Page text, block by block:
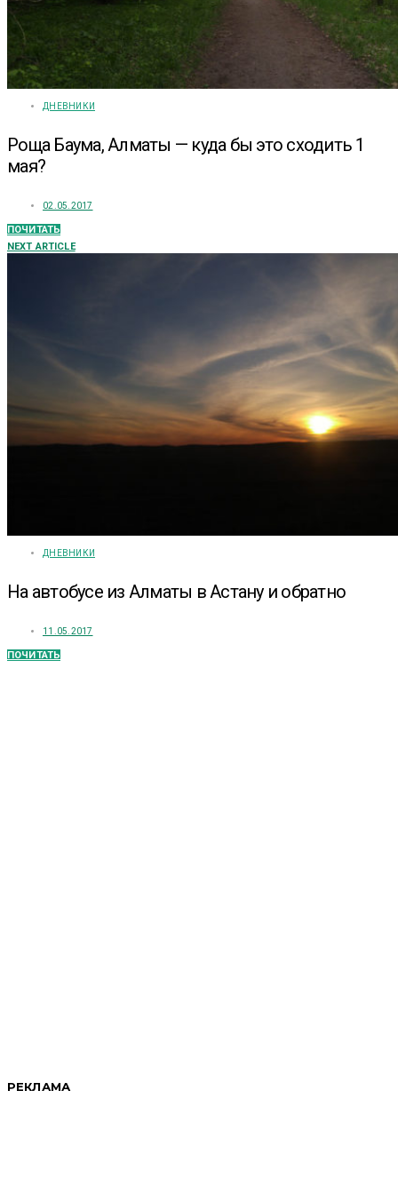
ДНЕВНИКИ
Роща Баума, Алматы — куда бы это сходить 1
мая?
02.05.2017
ПОЧИТАТЬ
NEXT ARTICLE
ДНЕВНИКИ
На автобусе из Алматы в Астану и обратно
11.05.2017
ПОЧИТАТЬ
РЕКЛАМА